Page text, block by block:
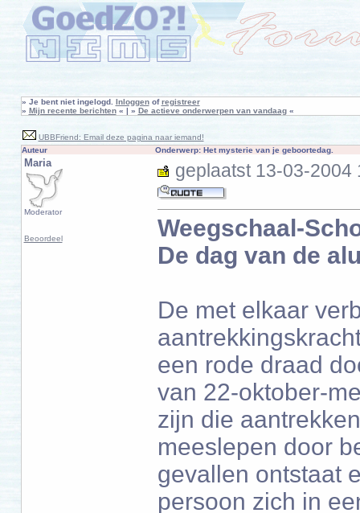
» Je bent niet ingelogd. Inloggenofregistreer
» Mijn recente berichten« | » De actieve onderwerpen van vandaag«
UBBFriend: Email deze pagina naar iemand!
Auteur
Onderwerp: Het mysterie van je geboortedag.
Maria
Moderator
Beoordeel
geplaatst 13-03-2004
Weegschaal-
De dag van de
De met elkaar
een rode draad
van 22-oktober-
zijn die
meeslepen door
gevallen ontstaat
persoon zich in